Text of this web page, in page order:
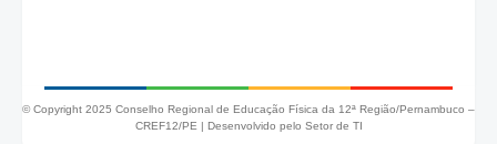
© Copyright 2025 Conselho Regional de Educação Física da 12ª Região/Pernambuco –
CREF12/PE | Desenvolvido pelo Setor de TI